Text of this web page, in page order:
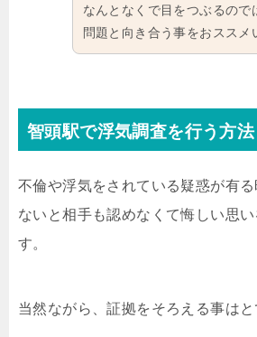
なんとなくで目をつぶるので
問題と向き合う事をおススメ
智頭駅で浮気調査を行う方法
不倫や浮気をされている疑惑が有
ないと相手も認めなくて悔しい思
す。
当然ながら、証拠をそろえる事はと